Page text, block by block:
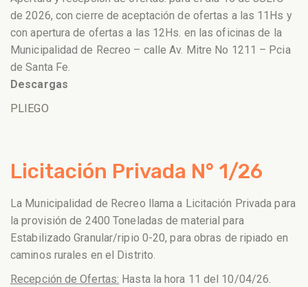
de 2026, con cierre de aceptación de ofertas a las 11Hs y
con apertura de ofertas a las 12Hs. en las oficinas de la
Municipalidad de Recreo – calle Av. Mitre No 1211 – Pcia
de Santa Fe.
Descargas
PLIEGO
Licitación Privada N° 1/26
La Municipalidad de Recreo llama a Licitación Privada para
la provisión de 2400 Toneladas de material para
Estabilizado Granular/ripio 0-20, para obras de ripiado en
caminos rurales en el Distrito.
Recepción de Ofertas: Hasta la hora 11 del 10/04/26.